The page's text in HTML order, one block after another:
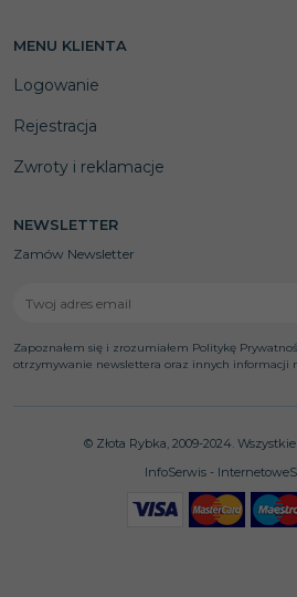
MENU KLIENTA
Logowanie
Rejestracja
Zwroty i reklamacje
NEWSLETTER
Zamów Newsletter
Zapoznałem się i zrozumiałem Politykę
otrzymywanie newslettera oraz innych informacji
© Złota Rybka, 2009-2024.
InfoSerwis -